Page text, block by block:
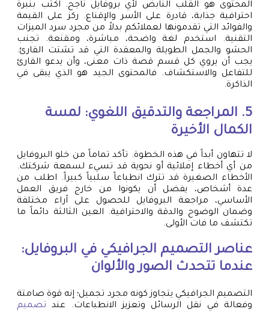
المحتوى هو القلب النابض لأي بروفايل ناجح. اكتب بنبرة
احترافية جذابة، قادرة على الأسر والإقناع. ركز على القيمة
والفوائد التي تقدمونها لعملائكم بدلاً من مجرد سرد الميزات
التقنية. استخدم لغة واضحة، مباشرة، ومقنعة. تجنب
الحشو والجمل الطويلة والمعقدة التي قد تشتت القارئ.
يجب أن يروي كل قسم قصة ذات معنى، وأن يدعو القارئ
للتفاعل والاستكشاف. فالمحتوى الجيد هو الذي يبقى في
الذاكرة.
5. المراجعة والتدقيق اللغوي: لمسة
الكمال الأخيرة
لا تتهاون أبداً في هذه الخطوة. تأكد تماماً من خلو البروفايل
من أي أخطاء إملائية أو نحوية قد تسيء لسمعة شركتك.
الأخطاء الصغيرة قد تترك انطباعاً سلبياً كبيراً. اطلب من
عدة أشخاص، يفضل أن يكونوا من خارج فريق العمل
الأساسي، مراجعة البروفايل للحصول على آراء مختلفة
وضمان الوضوح والدقة والاحترافية. العين الثالثة دائماً ما
تكتشف ما فات الأولى.
عناصر التصميم الجرافيكي في البروفايل:
عندما تتحدث الصور والألوان
التصميم الجرافيكي يتجاوز كونه مجرد تجميل؛ إنه قوة صامتة
وفعالة في نقل الرسائل وتعزيز الانطباعات. عند تصميم